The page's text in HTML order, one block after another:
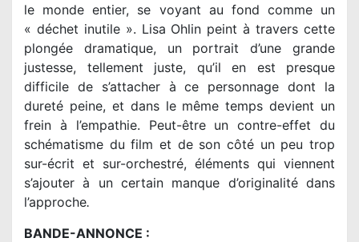
le monde entier, se voyant au fond comme un
« déchet inutile ». Lisa Ohlin peint à travers cette
plongée dramatique, un portrait d’une grande
justesse, tellement juste, qu’il en est presque
difficile de s’attacher à ce personnage dont la
dureté peine, et dans le même temps devient un
frein à l’empathie. Peut-être un contre-effet du
schématisme du film et de son côté un peu trop
sur-écrit et sur-orchestré, éléments qui viennent
s’ajouter à un certain manque d’originalité dans
l’approche.
BANDE-ANNONCE :